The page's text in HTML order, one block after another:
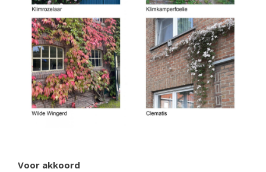
Voor akkoord